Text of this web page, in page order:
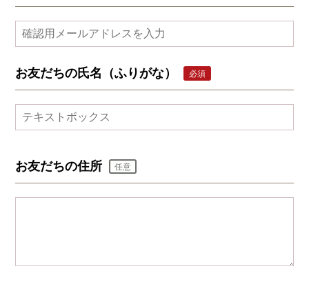
お友だちの氏名（ふりがな） 必須
お友だちの住所 任意